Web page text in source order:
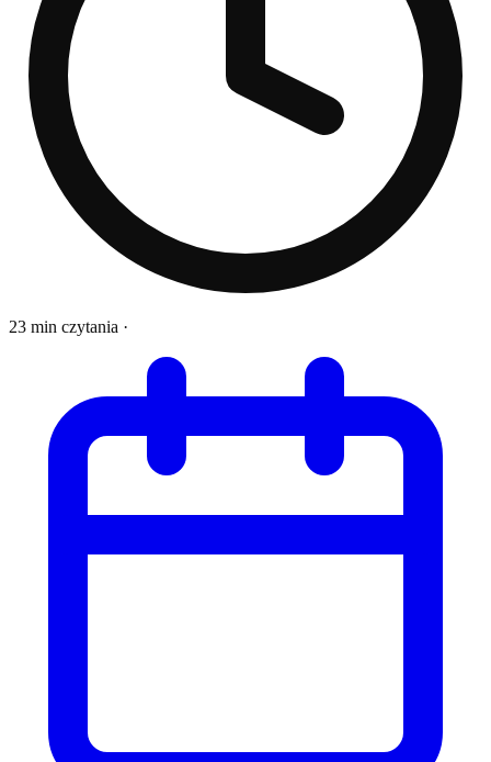
23 min czytania ·